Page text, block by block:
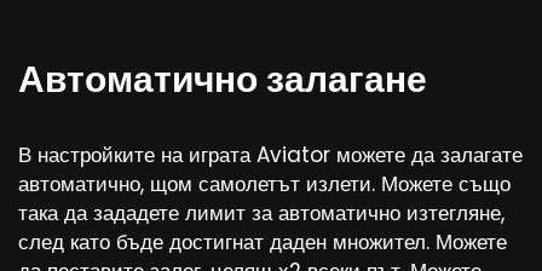
Автоматично залагане
В настройките на играта Aviator можете да залагате
автоматично, щом самолетът излети. Можете също
така да зададете лимит за автоматично изтегляне,
след като бъде достигнат даден множител. Можете